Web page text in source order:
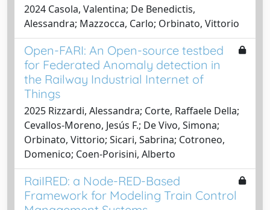
2024 Casola, Valentina; De Benedictis,
Alessandra; Mazzocca, Carlo; Orbinato, Vittorio
Open-FARI: An Open-source testbed
for Federated Anomaly detection in
the Railway Industrial Internet of
Things
2025 Rizzardi, Alessandra; Corte, Raffaele Della;
Cevallos-Moreno, Jesús F.; De Vivo, Simona;
Orbinato, Vittorio; Sicari, Sabrina; Cotroneo,
Domenico; Coen-Porisini, Alberto
RaiIRED: a Node-RED-Based
Framework for Modeling Train Control